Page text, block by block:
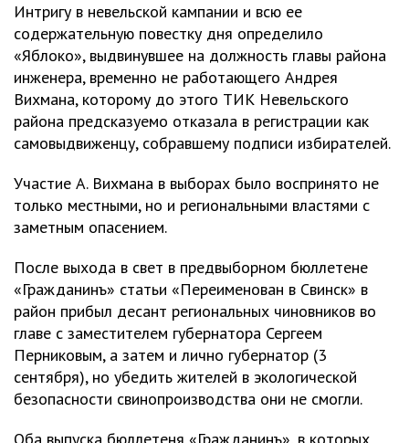
Интригу в невельской кампании и всю ее
содержательную повестку дня определило
«Яблоко», выдвинувшее на должность главы района
инженера, временно не работающего Андрея
Вихмана, которому до этого ТИК Невельского
района предсказуемо отказала в регистрации как
самовыдвиженцу, собравшему подписи избирателей.
Участие А. Вихмана в выборах было воспринято не
только местными, но и региональными властями с
заметным опасением.
После выхода в свет в предвыборном бюллетене
«Гражданинъ» статьи «Переименован в Свинск» в
район прибыл десант региональных чиновников во
главе с заместителем губернатора Сергеем
Перниковым, а затем и лично губернатор (3
сентября), но убедить жителей в экологической
безопасности свинопроизводства они не смогли.